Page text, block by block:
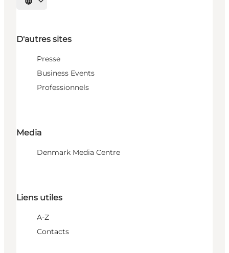
Choisissez la langue
D'autres sites
Presse
Business Events
Professionnels
Media
Denmark Media Centre
Liens utiles
A-Z
Contacts